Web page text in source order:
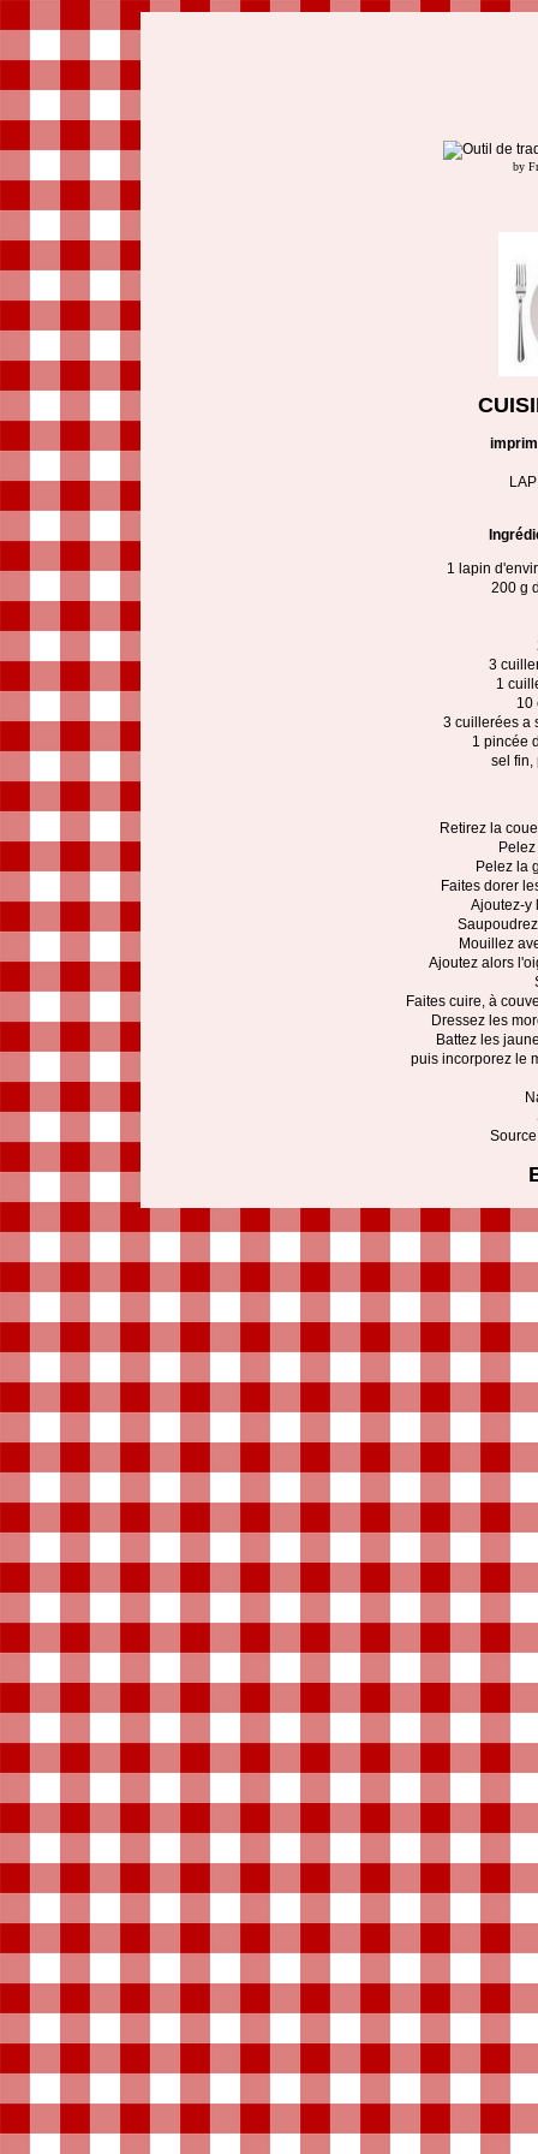
by
1 lapin
200 g
3
1
10
3 cuillerées a
1 pincée
sel fin,
Retirez la
Pelez la
Faites dorer
Ajoutez-y
Mouillez
Ajoutez alors
Faites cuire, à
Dressez les
Battez les
puis incorporez le